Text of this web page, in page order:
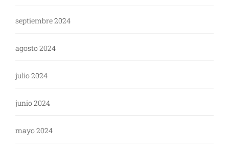
septiembre 2024
agosto 2024
julio 2024
junio 2024
mayo 2024